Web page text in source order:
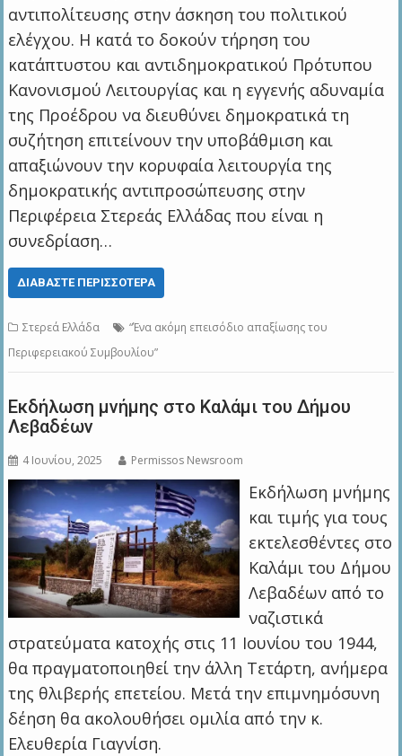
αντιπολίτευσης στην άσκηση του πολιτικού
ελέγχου. Η κατά το δοκούν τήρηση του
κατάπτυστου και αντιδημοκρατικού Πρότυπου
Κανονισμού Λειτουργίας και η εγγενής αδυναμία
της Προέδρου να διευθύνει δημοκρατικά τη
συζήτηση επιτείνουν την υποβάθμιση και
απαξιώνουν την κορυφαία λειτουργία της
δημοκρατικής αντιπροσώπευσης στην
Περιφέρεια Στερεάς Ελλάδας που είναι η
συνεδρίαση…
ΔΙΑΒΆΣΤΕ ΠΕΡΙΣΣΌΤΕΡΑ
Στερεά Ελλάδα
“Ένα ακόμη επεισόδιο απαξίωσης του
Περιφερειακού Συμβουλίου”
Εκδήλωση μνήμης στο Καλάμι του Δήμου
Λεβαδέων
4 Ιουνίου, 2025 Permissos Newsroom
Εκδήλωση μνήμης
και τιμής για τους
εκτελεσθέντες στο
Καλάμι του Δήμου
Λεβαδέων από το
ναζιστικά
στρατεύματα κατοχής στις 11 Ιουνίου του 1944,
θα πραγματοποιηθεί την άλλη Τετάρτη, ανήμερα
της θλιβερής επετείου. Μετά την επιμνημόσυνη
δέηση θα ακολουθήσει ομιλία από την κ.
Ελευθερία Γιαγνίση.